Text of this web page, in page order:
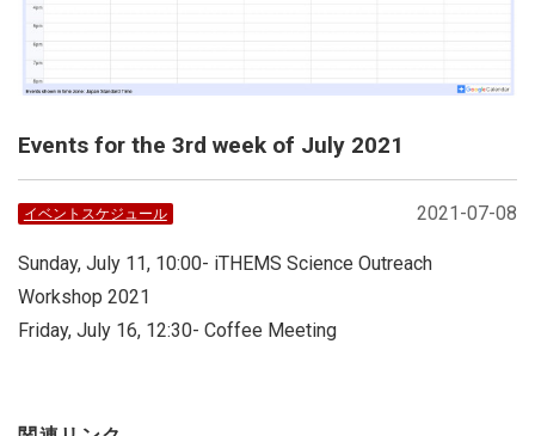
Events for the 3rd week of July 2021
2021-07-08
イベントスケジュール
Sunday, July 11, 10:00- iTHEMS Science Outreach
Workshop 2021
Friday, July 16, 12:30- Coffee Meeting